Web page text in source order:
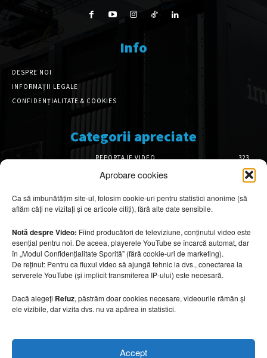
Aprobare cookies
Ca să îmbunătățim site-ul, folosim cookie-uri pentru statistici anonime (să
aflăm câți ne vizitați și ce articole citiți), fără alte date sensibile.
Notă despre Video: Fiind producători de televiziune, conținutul video este
esențial pentru noi. De aceea, playerele YouTube se încarcă automat, dar
în „Modul Confidențialitate Sporită” (fără cookie-uri de marketing).
De reținut: Pentru ca fluxul video să ajungă tehnic la dvs., conectarea la
serverele YouTube (și implicit transmiterea IP-ului) este necesară.
Dacă alegeți Refuz, păstrăm doar cookies necesare, videourile rămân și
ele vizibile, dar vizita dvs. nu va apărea în statistici.
Accept
Info
DESPRE NOI
INFORMAȚII LEGALE
CONFIDENȚIALITATE & COOKIES
Categorii apreciate
REPORTAJE VIDEO
323
AMENAJĂRI INTERIOARE
126
DESIGN INTERIOR
64
ARHITECTURĂ & DESIGN
OPINII & ANALIZE
43
Articole recomandate
Secretele construirii bungalourilor
6 august 2026
Cum amenajezi curtea pentru seri de vară